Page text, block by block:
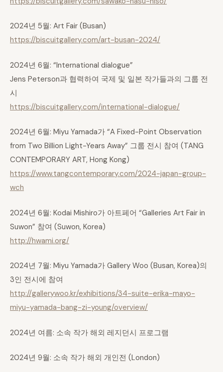
2024년 5월: Art Fair (Busan)
https://biscuitgallery.com/art-busan-2024/
2024년 6월: “International dialogue”
Jens Peterson과 협력하여 국제 및 일본 작가들과의 그룹 전
시
https://biscuitgallery.com/international-dialogue/
2024년 6월: Miyu Yamada가 “A Fixed-Point Observation
from Two Billion Light-Years Away” 그룹 전시 참여 (TANG
CONTEMPORARY ART, Hong Kong)
https://www.tangcontemporary.com/2024-japan-group-
wch
2024년 6월: Kodai Mishiro가 아트페어 “Galleries Art Fair in
Suwon” 참여 (Suwon, Korea)
http://hwami.org/
2024년 7월: Miyu Yamada가 Gallery Woo (Busan, Korea)의
3인 전시에 참여
http://gallerywoo.kr/exhibitions/34-suite-erika-mayo-
miyu-yamada-bang-zi-young/overview/
2024년 여름: 소속 작가 해외 레지던시 프로그램
2024년 9월: 소속 작가 해외 개인전 (London)